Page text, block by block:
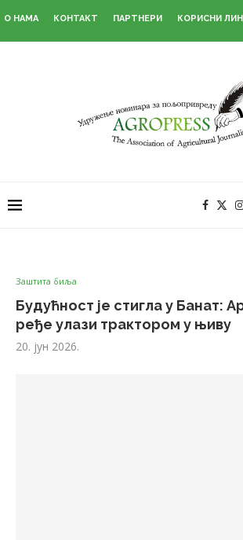
О НАМА КОНТАКТ ПАРТНЕРИ КОРИСНИ
Заштита биља
Будућност је стигла у Банат:
ређе улази трактором у њиву
20. јун 2026.